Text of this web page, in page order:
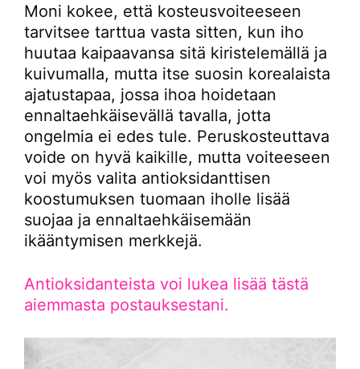
Moni kokee, että kosteusvoiteeseen
tarvitsee tarttua vasta sitten, kun iho
huutaa kaipaavansa sitä kiristelemällä ja
kuivumalla, mutta itse suosin korealaista
ajatustapaa, jossa ihoa hoidetaan
ennaltaehkäisevällä tavalla, jotta
ongelmia ei edes tule. Peruskosteuttava
voide on hyvä kaikille, mutta voiteeseen
voi myös valita antioksidanttisen
koostumuksen tuomaan iholle lisää
suojaa ja ennaltaehkäisemään
ikääntymisen merkkejä.
Antioksidanteista voi lukea lisää tästä
aiemmasta postauksestani.